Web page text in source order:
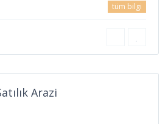
tüm bilgi
Arazi